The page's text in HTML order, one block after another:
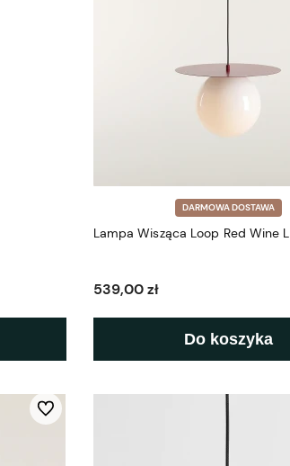
DARMOWA DOSTAWA
Lampa Wisząca Loop Red Wine L
539,00 zł
Do koszyka
Do ulubionych